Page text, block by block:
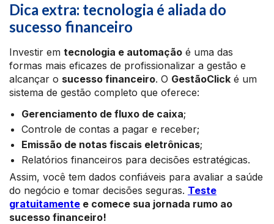
Dica extra: tecnologia é aliada do
sucesso financeiro
Investir em tecnologia e automação é uma das
formas mais eficazes de profissionalizar a gestão e
alcançar o sucesso financeiro. O GestãoClick é um
sistema de gestão completo que oferece:
Gerenciamento de fluxo de caixa;
Controle de contas a pagar e receber;
Emissão de notas fiscais eletrônicas;
Relatórios financeiros para decisões estratégicas.
Assim, você tem dados confiáveis para avaliar a saúde
do negócio e tomar decisões seguras. Teste
gratuitamente e comece sua jornada rumo ao
sucesso financeiro!